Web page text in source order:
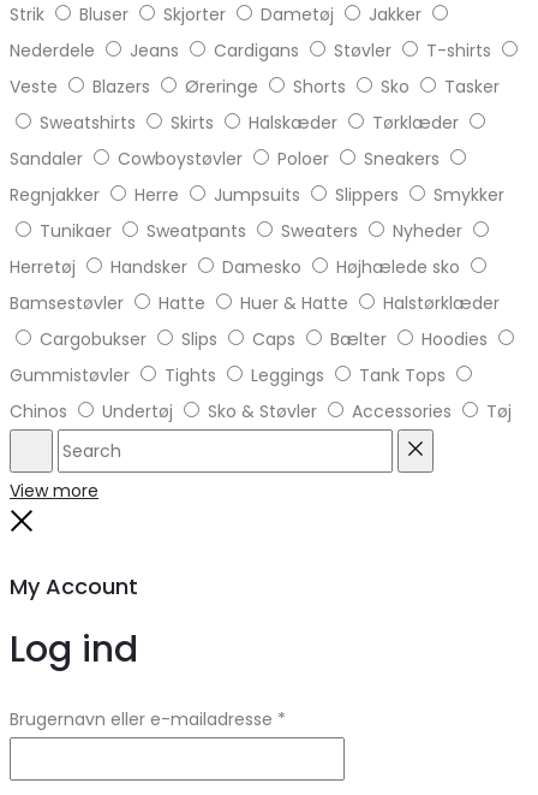
Strik
Bluser Skjorter Dametøj
Jakker
Nederdele
Jeans Cardigans Støvler
T-shirts
Veste
Blazers Øreringe Shorts Sko
Tasker
Sweatshirts
Skirts Halskæder
Tørklæder
Sandaler
Cowboystøvler Poloer
Sneakers
Regnjakker
Herre Jumpsuits Slippers
Smykker
Tunikaer
Sweatpants Sweaters
Nyheder
Herretøj
Handsker Damesko
Højhælede sko
Bamsestøvler
Hatte Huer & Hatte
Halstørklæder
Cargobukser
Slips Caps Bælter
Hoodies
Gummistøvler
Tights Leggings
Tank Tops
Chinos
Undertøj Sko & Støvler Accessories Tøj
Search
View more
My Account
Log ind
Brugernavn eller e-mailadresse *